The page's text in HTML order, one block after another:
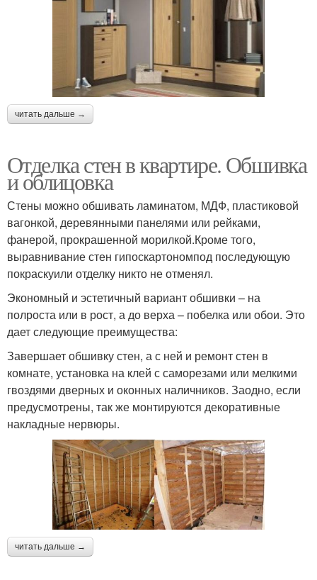
читать дальше →
Отделка стен в квартире. Обшивка
и облицовка
Стены можно обшивать ламинатом, МДФ, пластиковой
вагонкой, деревянными панелями или рейками,
фанерой, прокрашенной морилкой.Кроме того,
выравнивание стен гипоскартономпод последующую
покраскуили отделку никто не отменял.
Экономный и эстетичный вариант обшивки – на
полроста или в рост, а до верха – побелка или обои. Это
дает следующие преимущества:
Завершает обшивку стен, а с ней и ремонт стен в
комнате, установка на клей с саморезами или мелкими
гвоздями дверных и оконных наличников. Заодно, если
предусмотрены, так же монтируются декоративные
накладные нервюры.
читать дальше →